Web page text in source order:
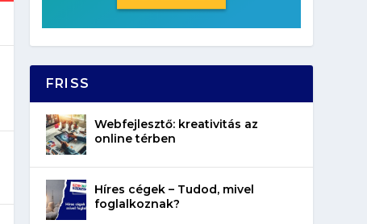
FRISS
Webfejlesztő: kreativitás az
online térben
Híres cégek – Tudod, mivel
foglalkoznak?